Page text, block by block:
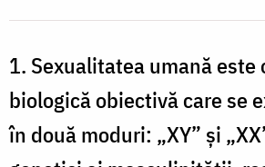
1. Sexualitatea umană este
biologică obiectivă care se
în două moduri: „XY” și